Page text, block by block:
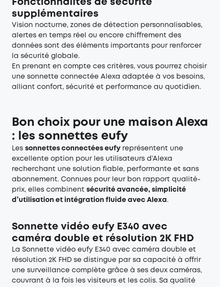
Fonctionnalités de sécurité
supplémentaires
Vision nocturne, zones de détection personnalisables,
alertes en temps réel ou encore chiffrement des
données sont des éléments importants pour renforcer
la sécurité globale.
En prenant en compte ces critères, vous pourrez choisir
une sonnette connectée Alexa adaptée à vos besoins,
alliant confort, sécurité et performance au quotidien.
Bon choix pour une maison Alexa
: les sonnettes eufy
Les sonnettes connectées eufyreprésentent une
excellente option pour les utilisateurs d’Alexa
recherchant une solution fiable, performante et sans
abonnement. Connues pour leur bon rapport qualité-
prix, elles combinent sécurité avancée, simplicité
d’utilisation et intégration fluide avec Alexa.
Sonnette vidéo eufy E340 avec
caméra double et résolution 2K FHD
La Sonnette vidéo eufy E340 avec caméra double et
résolution 2K FHD se distingue par sa capacité à offrir
une surveillance complète grâce à ses deux caméras,
couvrant à la fois les visiteurs et les colis. Sa qualité